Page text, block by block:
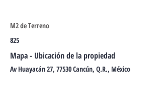
M2 de Terreno
825
Mapa - Ubicación de la propiedad
Av Huayacán 27, 77530 Cancún, Q.R., México